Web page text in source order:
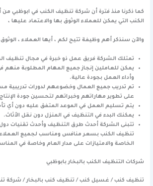
كما ذكرنا منذ فترة أن شركة تنظيف الكنب في ابوظبي
الكنب التي يمكن للعملاء الوثوق بها والاعتماد عليها ،
والآن سنذكر أهم وظيفة تتيح لكم ، أيها العملاء ،
تمتلك الشركة فريق عمل ذو خبرة في مجال تنظيف
يمكن للعاملين إنجاز جميع المهام المطلوبة
وأداء العمل بجودة عالية.
تم تدريب جميع العمال وخضوعهم لدورات تدريبية
على تطوير مهاراتهم وخبراتهم لتحسين جودة
يتم تسليم العمل في الموعد المتفق عليه دون أي
يمكنك البدء في التنظيف في المنزل دون نقل الأثاث.
تتبنى الشركة أحدث طرق التنظيف وأحدث تقنيات
تنظيف الكنب بسعر منافس ومناسب لجميع العملاء
الخاصة والامتيازات على مدار العام وخاصة في
شركات التنظيف الكنب بالبخار بابوظبي
تنظيف كنب / غسيل كنب / تنظيف كنب بالبخار /